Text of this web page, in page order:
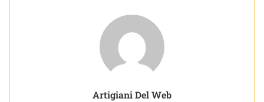
Artigiani Del Web